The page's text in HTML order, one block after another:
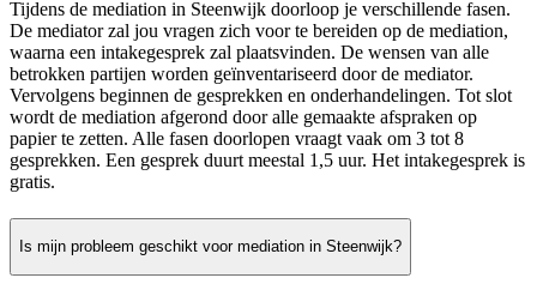
Tijdens de mediation in Steenwijk doorloop je verschillende fasen.
De mediator zal jou vragen zich voor te bereiden op de mediation,
waarna een intakegesprek zal plaatsvinden. De wensen van alle
betrokken partijen worden geïnventariseerd door de mediator.
Vervolgens beginnen de gesprekken en onderhandelingen. Tot slot
wordt de mediation afgerond door alle gemaakte afspraken op
papier te zetten. Alle fasen doorlopen vraagt vaak om 3 tot 8
gesprekken. Een gesprek duurt meestal 1,5 uur. Het intakegesprek is
gratis.
Is mijn probleem geschikt voor mediation in Steenwijk?